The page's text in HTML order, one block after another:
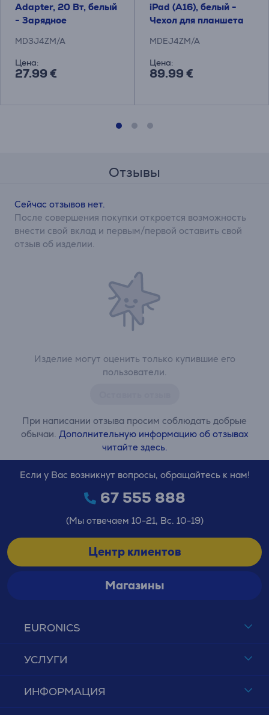
Adapter, 20 Вт, белый
- Зарядное
MD3J4ZM/A
Цена:
27.99 €
iPad (A16), белый -
Чехол для планшета
MDEJ4ZM/A
Цена:
89.99 €
Отзывы
Изделие могут оценить только купившие его
пользователи.
При написании отзыва просим соблюдать добрые
обычаи. Дополнительную информацию об отзывах
читайте здесь.
Сейчас отзывов нет.
После совершения покупки откроется возможность
внести свой вклад и первым/первой оставить свой
отзыв об изделии.
EURONICS
УСЛУГИ
ИНФОРМАЦИЯ
Если у Вас возникнут вопросы, обращайтесь к нам!
67 555 888
(Мы отвечаем 10-21, Вс. 10-19)
Центр клиентов
Магазины